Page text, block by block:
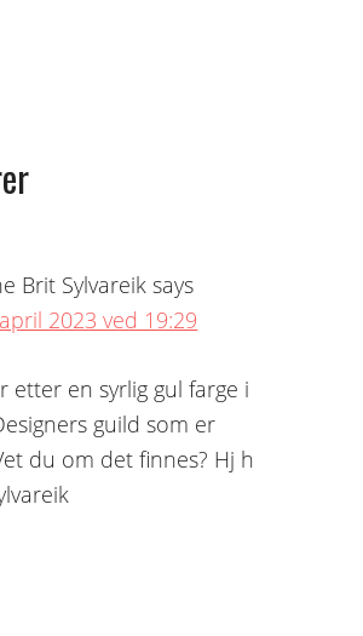
Brit Sylvareik says
2023 ved 19:29
etter en syrlig gul farge i
guild som er
du om det finnes? Hj h